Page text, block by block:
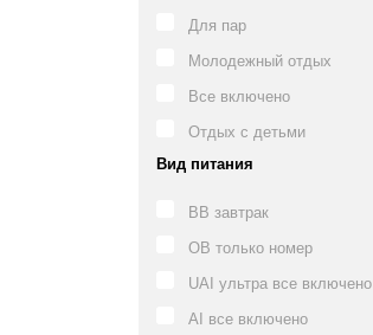
Для пар
Молодежный отдых
Все включено
Отдых с детьми
Вид питания
BB завтрак
OB только номер
UAI ультра все включено
AI все включено